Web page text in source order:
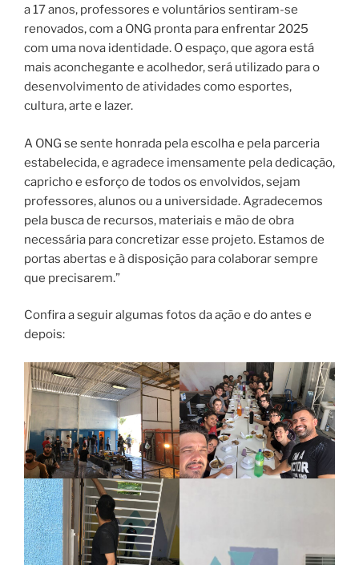
a 17 anos, professores e voluntários sentiram-se
renovados, com a ONG pronta para enfrentar 2025
com uma nova identidade. O espaço, que agora está
mais aconchegante e acolhedor, será utilizado para o
desenvolvimento de atividades como esportes,
cultura, arte e lazer.
A ONG se sente honrada pela escolha e pela parceria
estabelecida, e agradece imensamente pela dedicação,
capricho e esforço de todos os envolvidos, sejam
professores, alunos ou a universidade. Agradecemos
pela busca de recursos, materiais e mão de obra
necessária para concretizar esse projeto. Estamos de
portas abertas e à disposição para colaborar sempre
que precisarem.”
Confira a seguir algumas fotos da ação e do antes e
depois: